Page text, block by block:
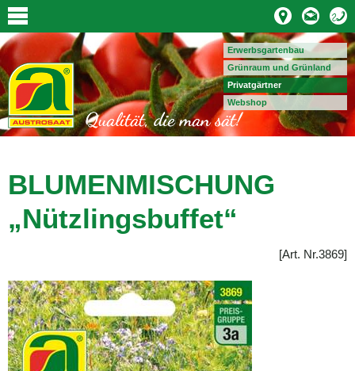
Erwerbsgartenbau
Grünraum und Grünland
Privatgärtner
Webshop
BLUMENMISCHUNG
„Nützlingsbuffet“
[Art. Nr.3869]